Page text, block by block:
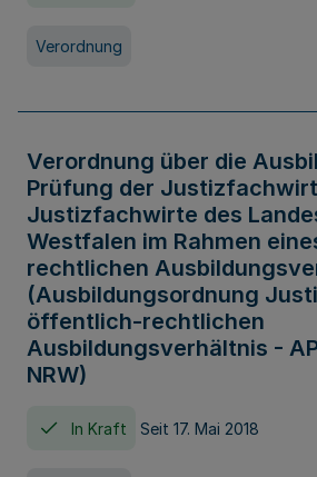
Verordnung
Verordnung über die
Prüfung der
Justizfachwirte des
Westfalen im Rahmen
rechtlichen
(Ausbildungsordnung
öffentlich-rechtlichen
Ausbildungsverhältnis -
NRW)
In Kraft Seit 17. Mai 2018